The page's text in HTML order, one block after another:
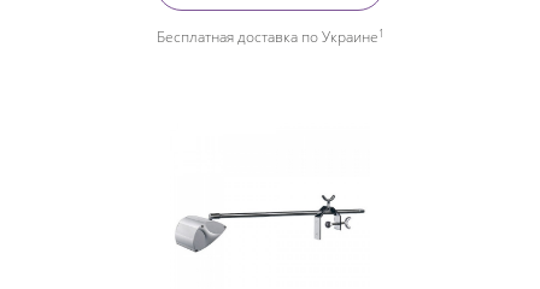
Бесплатная доставка по Украине1